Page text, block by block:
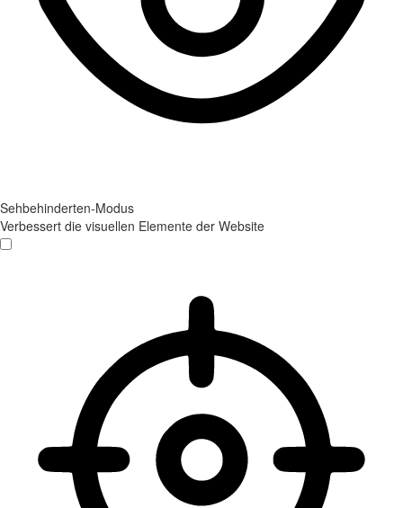
Sehbehinderten-Modus
Verbessert die visuellen Elemente der Website